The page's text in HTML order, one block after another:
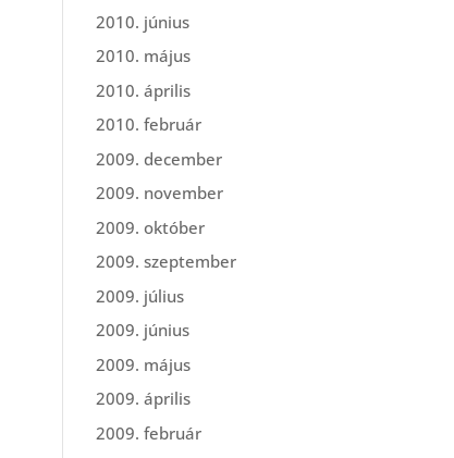
2010. június
2010. május
2010. április
2010. február
2009. december
2009. november
2009. október
2009. szeptember
2009. július
2009. június
2009. május
2009. április
2009. február